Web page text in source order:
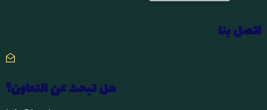
اتصل بنا
هل تبحث عن التعاون؟